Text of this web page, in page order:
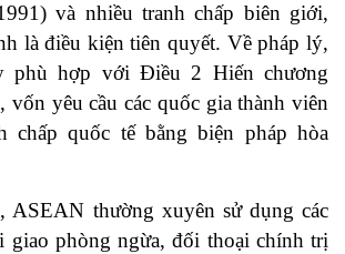
và nhiều tranh chấp biên giới,
là điều kiện tiên quyết. Về pháp lý,
phù hợp với Điều 2 Hiến chương
vốn yêu cầu các quốc gia thành viên
chấp quốc tế bằng biện pháp hòa
ASEAN thường xuyên sử dụng các
giao phòng ngừa, đối thoại chính trị